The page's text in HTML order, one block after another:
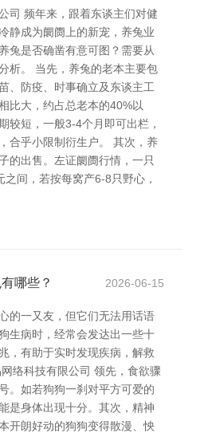
司 频年来，跟着东谈主们对健
静成为阛阓上的新宠，养兔业
兔是否确凿有意可图？需要从
析。 当先，养兔的老本主要包
、防疫、时事确立及东谈主工
比大，约占总老本的40%以
较短，一般3-4个月即可出栏，
合乎小限制衍生户。 其次，养
的出售。左证阛阓行情，一只
间，若按每窝产6-8只野心，
哪些？ 2026-06-15
的一又友，但它们无法用话语
生病时，经常会发达出一些十
，有助于实时发现疾病，解救
络科技有限公司 领先，食欲骤
。如若狗狗一刹对平方可爱的
是身体出现十分。其次，精神
开朗好动的狗狗变得散漫、怏